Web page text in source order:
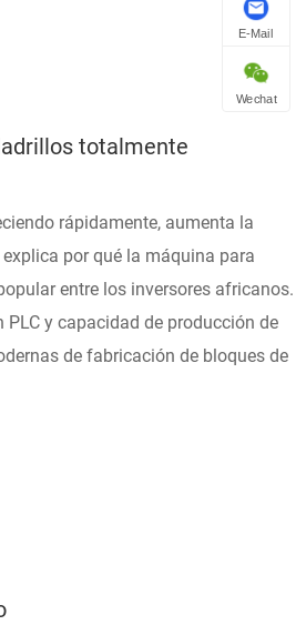
totalmente
rápidamente, aumenta la
por qué la máquina para
entre los inversores africanos.
y capacidad de producción de
de fabricación de bloques de
E-Mail
Wechat